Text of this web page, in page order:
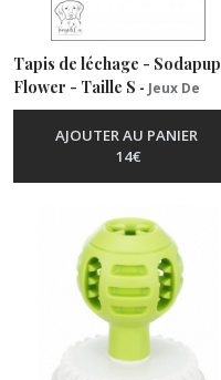
Tapis de léchage - Sodapup
Flower - Taille S - Jeux De
Léchage
AJOUTER AU PANIER
14€